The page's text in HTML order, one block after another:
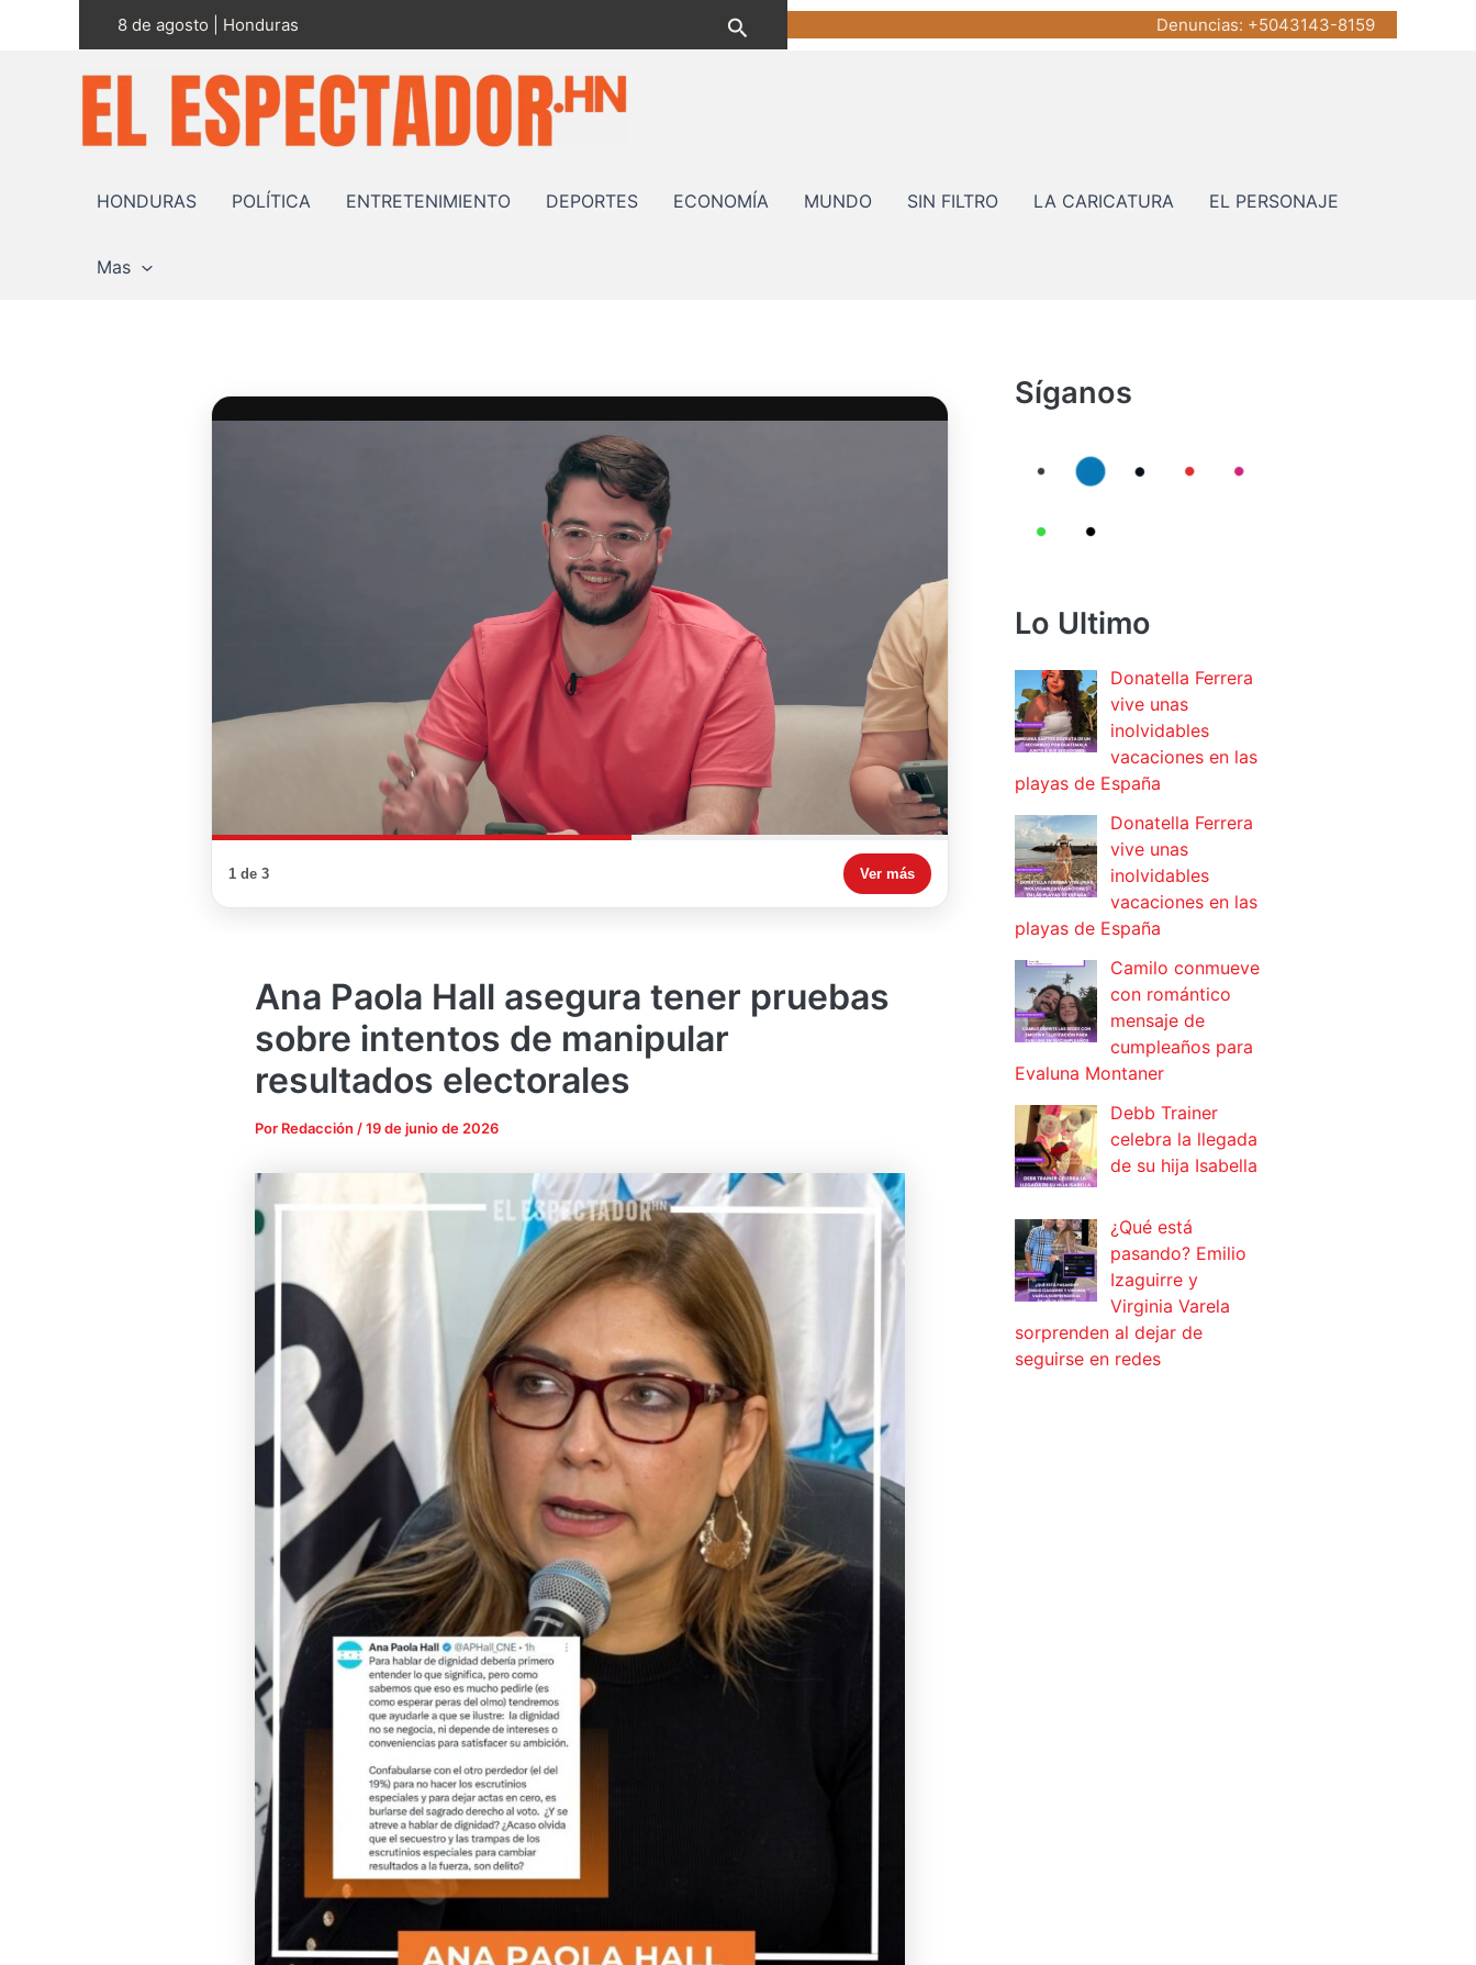
8 de agosto | Honduras Buscar Denuncias: +5043143-8159
HONDURAS POLÍTICA ENTRETENIMIENTO DEPORTES ECONOMÍA MUNDO SIN FILTRO LA CARICATURA EL PERSONAJE
Mas
1 de 3 Ver más
Ana Paola Hall asegura tener pruebas
sobre intentos de manipular
resultados electorales
Por Redacción /19 de junio de 2026
Síganos
Lo Ultimo
Donatella Ferrera
vive unas
inolvidables
vacaciones en las
playas de España
Donatella Ferrera
vive unas
inolvidables
vacaciones en las
playas de España
Camilo conmueve
con romántico
mensaje de
cumpleaños para
Evaluna Montaner
Debb Trainer
celebra la llegada
de su hija Isabella
¿Qué está
pasando? Emilio
Izaguirre y
Virginia Varela
sorprenden al dejar de
seguirse en redes